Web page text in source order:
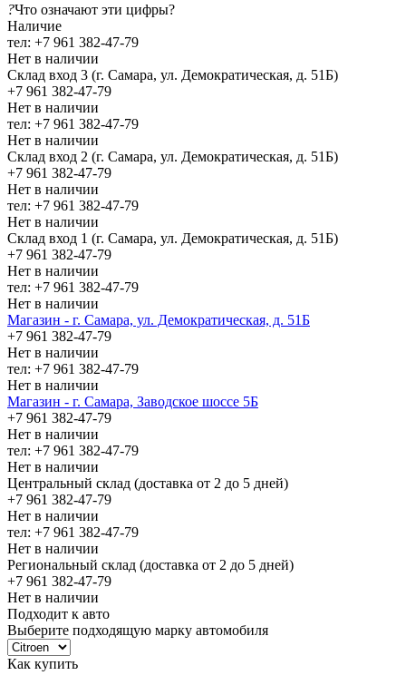
?Что означают эти цифры?
Наличие
тел: +7 961 382-47-79
Нет в наличии
Склад вход 3 (г. Самара, ул. Демократическая, д. 51Б)
+7 961 382-47-79
Нет в наличии
тел: +7 961 382-47-79
Нет в наличии
Склад вход 2 (г. Самара, ул. Демократическая, д. 51Б)
+7 961 382-47-79
Нет в наличии
тел: +7 961 382-47-79
Нет в наличии
Склад вход 1 (г. Самара, ул. Демократическая, д. 51Б)
+7 961 382-47-79
Нет в наличии
тел: +7 961 382-47-79
Нет в наличии
Магазин - г. Самара, ул. Демократическая, д. 51Б
+7 961 382-47-79
Нет в наличии
тел: +7 961 382-47-79
Нет в наличии
Магазин - г. Самара, Заводское шоссе 5Б
+7 961 382-47-79
Нет в наличии
тел: +7 961 382-47-79
Нет в наличии
Центральный склад (доставка от 2 до 5 дней)
+7 961 382-47-79
Нет в наличии
тел: +7 961 382-47-79
Нет в наличии
Региональный склад (доставка от 2 до 5 дней)
+7 961 382-47-79
Нет в наличии
Подходит к авто
Выберите подходящую марку автомобиля
Как купить